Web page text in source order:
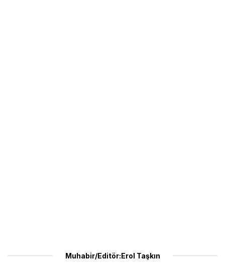
Muhabir/Editör:Erol Taşkın